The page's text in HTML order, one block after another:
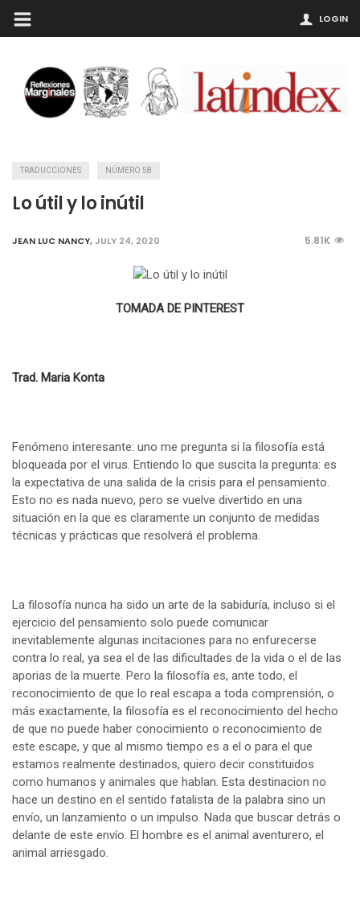
LOGIN
TRADUCCIONES NÚMERO 58
Lo útil y lo inútil
JEAN LUC NANCY,JULY 24, 2020 5.81K
TOMADA DE PINTEREST
Trad. Maria Konta
Fenómeno interesante: uno me pregunta si la filosofía está
bloqueada por el virus. Entiendo lo que suscita la pregunta: es
la expectativa de una salida de la crisis para el pensamiento.
Esto no es nada nuevo, pero se vuelve divertido en una
situación en la que es claramente un conjunto de medidas
técnicas y prácticas que resolverá el problema.
La filosofía nunca ha sido un arte de la sabiduría, incluso si el
ejercicio del pensamiento solo puede comunicar
inevitablemente algunas incitaciones para no enfurecerse
contra lo real, ya sea el de las dificultades de la vida o el de las
aporias de la muerte. Pero la filosofía es, ante todo, el
reconocimiento de que lo real escapa a toda comprensión, o
más exactamente, la filosofía es el reconocimiento del hecho
de que no puede haber conocimiento o reconocimiento de
este escape, y que al mismo tiempo es a el o para el que
estamos realmente destinados, quiero decir constituidos
como humanos y animales que hablan. Esta destinacion no
hace un destino en el sentido fatalista de la palabra sino un
envío, un lanzamiento o un impulso. Nada que buscar detrás o
delante de este envío. El hombre es el animal aventurero, el
animal arriesgado.